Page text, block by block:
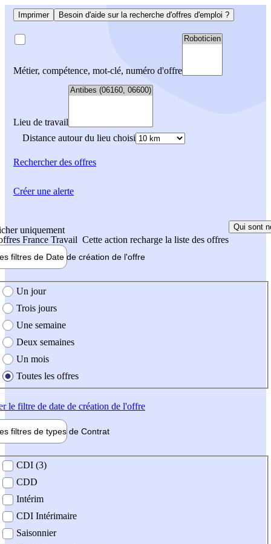
Imprimer Besoin d'aide sur la recherche d'offres d'emploi ?
Métier, compétence, mot-clé, numéro d'offre
Lieu de travail
Distance autour du lieu choisi
Rechercherdes offres
uniquement
France Travail Cette action recharge la liste des offres
Qui sont
filtres de Date de création de l'offre
création de l'offre
Un jour
Trois jours
Une semaine
Deux semaines
Un mois
Toutes les offres
le filtre de date de création de l'offre
filtres de types de Contrat
contrat
CDI (3)
CDD
Intérim
CDI Intérimaire
Saisonnier
Créer une alerte